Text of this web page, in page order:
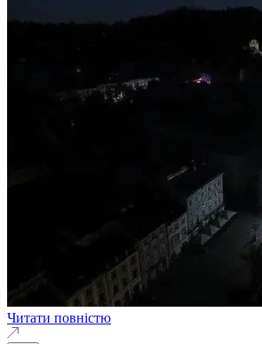
Читати повністю